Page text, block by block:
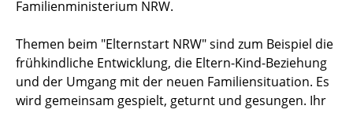
Familienministerium NRW.
Themen beim "Elternstart NRW" sind zum Beispiel die
frühkindliche Entwicklung, die Eltern-Kind-Beziehung
und der Umgang mit der neuen Familiensituation. Es
wird gemeinsam gespielt, geturnt und gesungen. Ihr